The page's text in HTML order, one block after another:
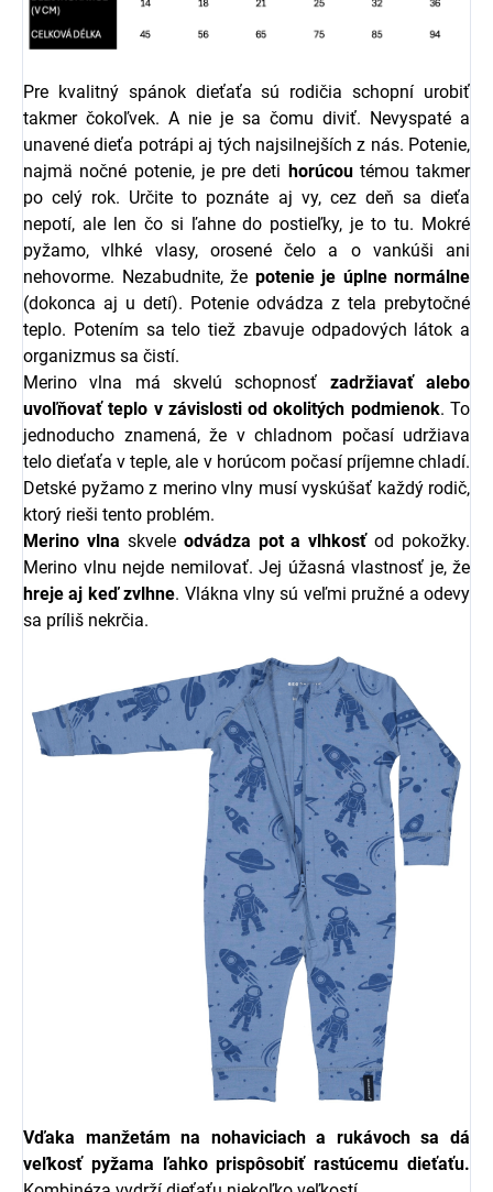
Pre kvalitný spánok dieťaťa sú rodičia schopní urobiť
takmer čokoľvek. A nie je sa čomu diviť. Nevyspaté a
unavené dieťa potrápi aj tých najsilnejších z nás. Potenie,
najmä nočné potenie, je pre deti horúcoutémou takmer
po celý rok. Určite to poznáte aj vy, cez deň sa dieťa
nepotí, ale len čo si ľahne do postieľky, je to tu. Mokré
pyžamo, vlhké vlasy, orosené čelo a o vankúši ani
nehovorme. Nezabudnite, že potenie je úplne normálne
(dokonca aj u detí). Potenie odvádza z tela prebytočné
teplo. Potením sa telo tiež zbavuje odpadových látok a
organizmus sa čistí.
Merino vlna má skvelú schopnosť zadržiavať alebo
uvoľňovať teplo v závislosti od okolitých podmienok. To
jednoducho znamená, že v chladnom počasí udržiava
telo dieťaťa v teple, ale v horúcom počasí príjemne chladí.
Detské pyžamo z merino vlny musí vyskúšať každý rodič,
ktorý rieši tento problém.
Merino vlna skvele odvádza pot a vlhkosťod pokožky.
Merino vlnu nejde nemilovať. Jej úžasná vlastnosť je, že
hreje aj keď zvlhne. Vlákna vlny sú veľmi pružné a odevy
sa príliš nekrčia.
Vďaka manžetám na nohaviciach a rukávoch sa dá
veľkosť pyžama ľahko prispôsobiť rastúcemu dieťaťu.